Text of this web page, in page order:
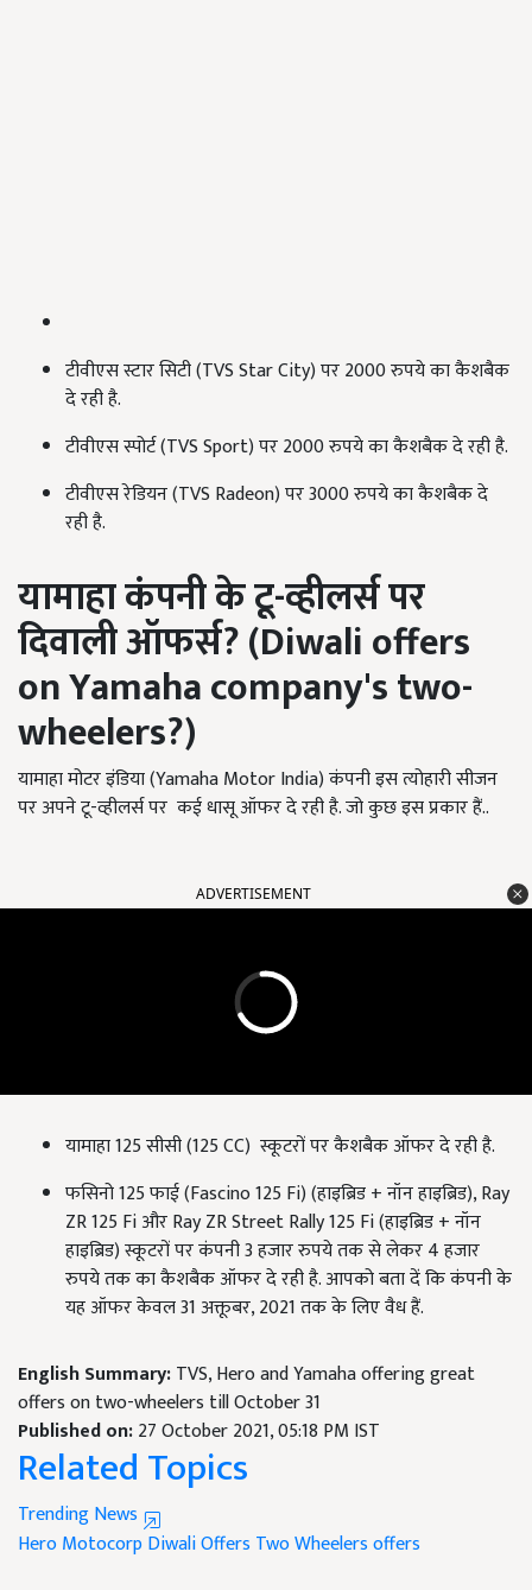
टीवीएस स्टार सिटी (TVS Star City) पर 2000 रुपये का कैशबैक
दे रही है.
टीवीएस स्पोर्ट (TVS Sport) पर 2000 रुपये का कैशबैक दे रही है.
टीवीएस रेडियन (TVS Radeon) पर 3000 रुपये का कैशबैक दे
रही है.
यामाहा कंपनी के टू-व्हीलर्स पर
दिवाली ऑफर्स? (Diwali offers
on Yamaha company's two-
wheelers?)
यामाहा मोटर इंडिया (Yamaha Motor India) कंपनी इस त्योहारी सीजन
पर अपने टू-व्हीलर्स पर कई धासू ऑफर दे रही है. जो कुछ इस प्रकार हैं..
ADVERTISEMENT
यामाहा 125 सीसी (125 CC) स्कूटरों पर कैशबैक ऑफर दे रही है.
फसिनो 125 फाई (Fascino 125 Fi) (हाइब्रिड + नॉन हाइब्रिड), Ray
ZR 125 Fi और Ray ZR Street Rally 125 Fi (हाइब्रिड + नॉन
हाइब्रिड) स्कूटरों पर कंपनी 3 हजार रुपये तक से लेकर 4 हजार
रुपये तक का कैशबैक ऑफर दे रही है. आपको बता दें कि कंपनी के
यह ऑफर केवल 31 अक्तूबर, 2021 तक के लिए वैध हैं.
English Summary:TVS, Hero and Yamaha offering great
offers on two-wheelers till October 31
Published on:27 October 2021, 05:18 PM IST
Related Topics
Trending News
Hero MotocorpDiwali Offers Two Wheelers offers